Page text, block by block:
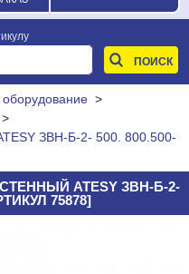
>
>
ЗВН-Б-2- 500. 800.500-
ATESY ЗВН-Б-2-
75878]